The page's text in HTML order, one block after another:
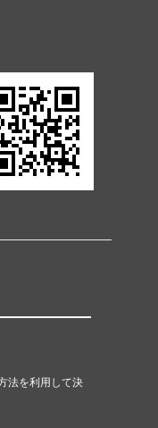
法を利用して決